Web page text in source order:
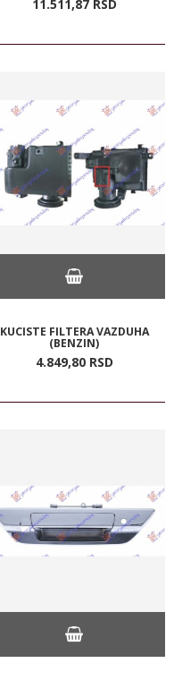
11.511,87 RSD
KUCISTE FILTERA VAZDUHA
(BENZIN)
4.849,80 RSD